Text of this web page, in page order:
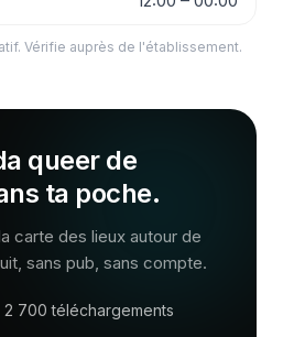
Vérifie auprès de l'établissement.
queer de
ta poche.
carte des lieux autour de
sans pub, sans compte.
2 700 téléchargements